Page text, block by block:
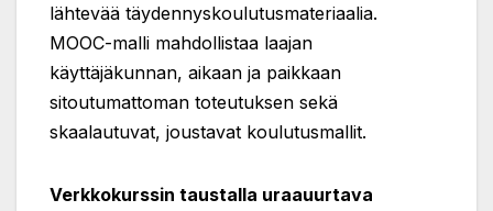
lähtevää täydennyskoulutusmateriaalia.
MOOC-malli mahdollistaa laajan
käyttäjäkunnan, aikaan ja paikkaan
sitoutumattoman toteutuksen sekä
skaalautuvat, joustavat koulutusmallit.
Verkkokurssin taustalla uraauurtava